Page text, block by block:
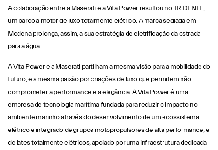
A colaboração entre a Maserati e a Vita Power resultou no TRIDENTE,
um barco a motor de luxo totalmente elétrico. A marca sediada em
Modena prolonga, assim, a sua estratégia de eletrificação da estrada
para a água.
A Vita Power e a Maserati partilham a mesma visão para a mobilidade do
futuro, e a mesma paixão por criações de luxo que permitem não
comprometer a performance e a elegância. A Vita Power é uma
empresa de tecnologia marítima fundada para reduzir o impacto no
ambiente marinho através do desenvolvimento de um ecossistema
elétrico e integrado de grupos motopropulsores de alta performance, e
de iates totalmente elétricos, apoiado por uma infraestrutura dedicada